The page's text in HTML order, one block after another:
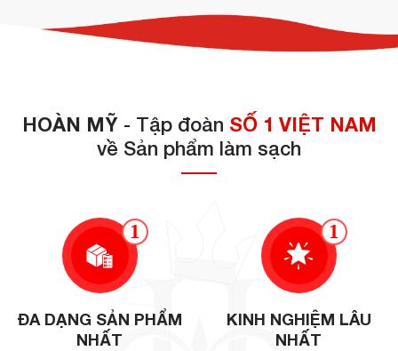
HOÀN MỸ- Tập đoàn SỐ 1 VIỆT NAM
về Sản phẩm làm sạch
1
ĐA DẠNG SẢN PHẨM
NHẤT
1
KINH NGHIỆM LÂU
NHẤT